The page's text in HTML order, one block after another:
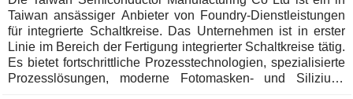
Neuseeland
0,02 %
Brasilien
0,02 %
Japan
0,02 %
Taiwan ansässiger Anbieter von Foundry-Dienstleistungen
für integrierte Schaltkreise. Das Unternehmen ist in erster
Linie im Bereich der Fertigung integrierter Schaltkreise tätig.
Es bietet fortschrittliche Prozesstechnologien, spezialisierte
Prozesslösungen, moderne Fotomasken- und Silizium-